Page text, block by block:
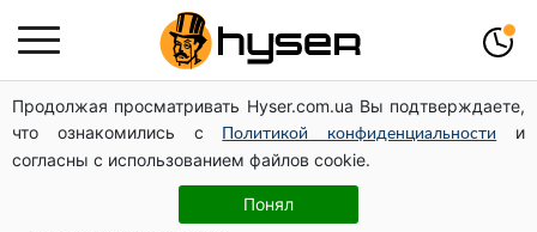
Продолжая просматривать Hyser.com.ua Вы подтверждаете,
что ознакомились с
Политикой конфиденциальности
и
согласны с использованием файлов cookie.
Понял
Дрони із націнкою: Олександр Конотопський вивів
мільйони оборонного бюджету через фіктивну фірму в
Естонії
Павло Прудніков та його дивовижна кар'єра від актора
у російському театрі до номінанта у керівники